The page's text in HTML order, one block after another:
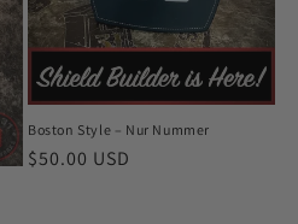
Boston Style – Nur Nummer
Normaler
$50.00 USD